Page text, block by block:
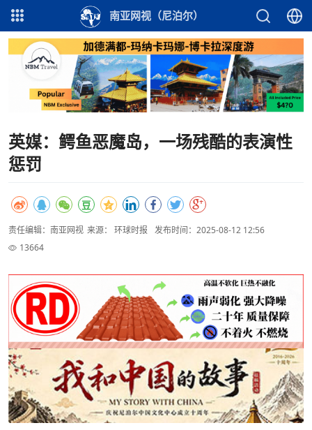
南亚网视（尼泊尔）
英媒：鳄鱼恶魔岛，一场残酷的表演性
惩罚
责任编辑：南亚网视 来源： 环球时报
发布时间：2025-08-12 12:56
13664